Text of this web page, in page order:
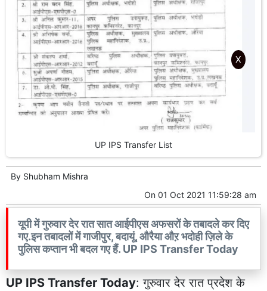
UP IPS Transfer List
By Shubham Mishra
On 01 Oct 2021 11:59:28 am
यूपी में गुरुवार देर रात सात आईपीएस अफसरों के तबादले कर दिए
गए.इन तबादलों में गाजीपुर, बदायूं, औरैया औऱ भदोही ज़िले के
पुलिस कप्तान भी बदल गए हैं. UP IPS Transfer Today
UP IPS Transfer Today: गुरुवार देर रात प्रदेश के
X